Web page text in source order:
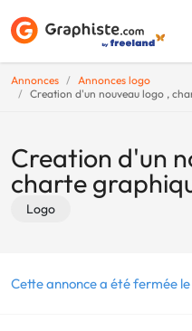
Annonces
Annonces logo
Creation d'un nouveau logo ,
Creation d'un
charte
Logo
Cette annonce a été fermée